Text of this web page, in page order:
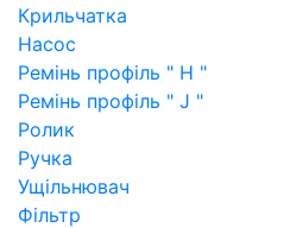
Крильчатка
Насос
Ремінь профіль " H "
Ремінь профіль " J "
Ролик
Ручка
Ущільнювач
Фільтр